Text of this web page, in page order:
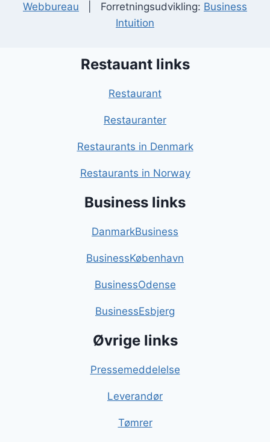
Webbureau | Forretningsudvikling: Business
Intuition
Restauant links
Restaurant
Restauranter
Restaurants in Denmark
Restaurants in Norway
Business links
DanmarkBusiness
BusinessKøbenhavn
BusinessOdense
BusinessEsbjerg
Øvrige links
Pressemeddelelse
Leverandør
Tømrer